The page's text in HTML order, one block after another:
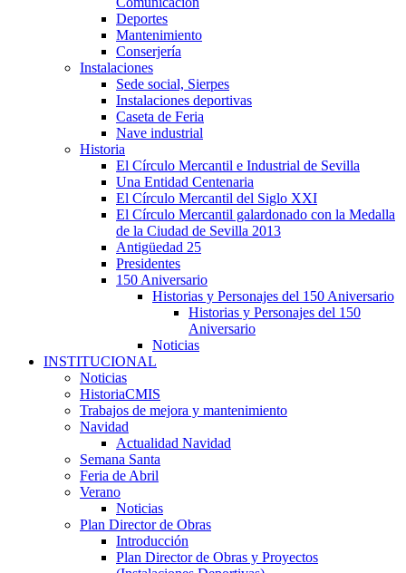
Deportes
Mantenimiento
Conserjería
Instalaciones
Sede social, Sierpes
Instalaciones deportivas
Caseta de Feria
Nave industrial
Historia
El Círculo Mercantil e Industrial de Sevilla
Una Entidad Centenaria
El Círculo Mercantil del Siglo XXI
El Círculo Mercantil galardonado con la Medalla
de la Ciudad de Sevilla 2013
Antigüedad 25
Presidentes
150 Aniversario
Historias y Personajes del 150 Aniversario
Historias y Personajes del 150
Aniversario
Noticias
INSTITUCIONAL
Noticias
HistoriaCMIS
Trabajos de mejora y mantenimiento
Navidad
Actualidad Navidad
Semana Santa
Feria de Abril
Verano
Noticias
Plan Director de Obras
Introducción
Plan Director de Obras y Proyectos